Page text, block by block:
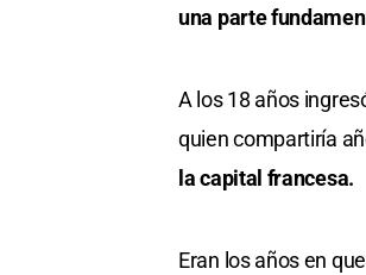
una parte
A los 18 años
quien compartiría
la capital francesa.
Eran los años en que